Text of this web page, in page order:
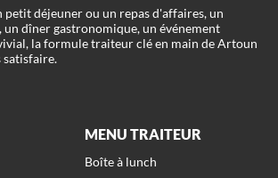
petit déjeuner ou un repas d'affaires, un
dîner gastronomique, un événement
la formule traiteur clé en main de Artoun
MENU TRAITEUR
Boîte à lunch